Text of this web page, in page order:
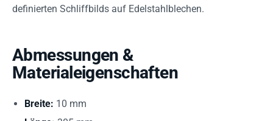
definierten Schliffbilds auf Edelstahlblechen.
Abmessungen &
Materialeigenschaften
Breite: 10 mm